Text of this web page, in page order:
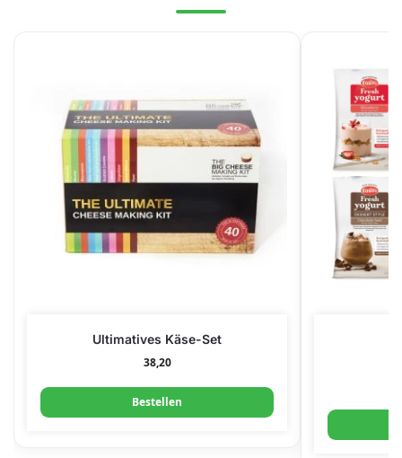
Ultimatives Käse-Set
38,20
Bestellen